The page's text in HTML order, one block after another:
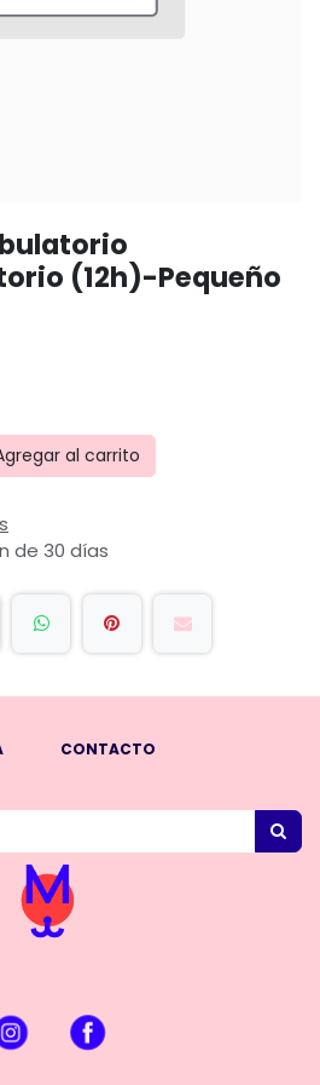
(12h)-Pequeño
al carrito
de 30 días
CONTACTO